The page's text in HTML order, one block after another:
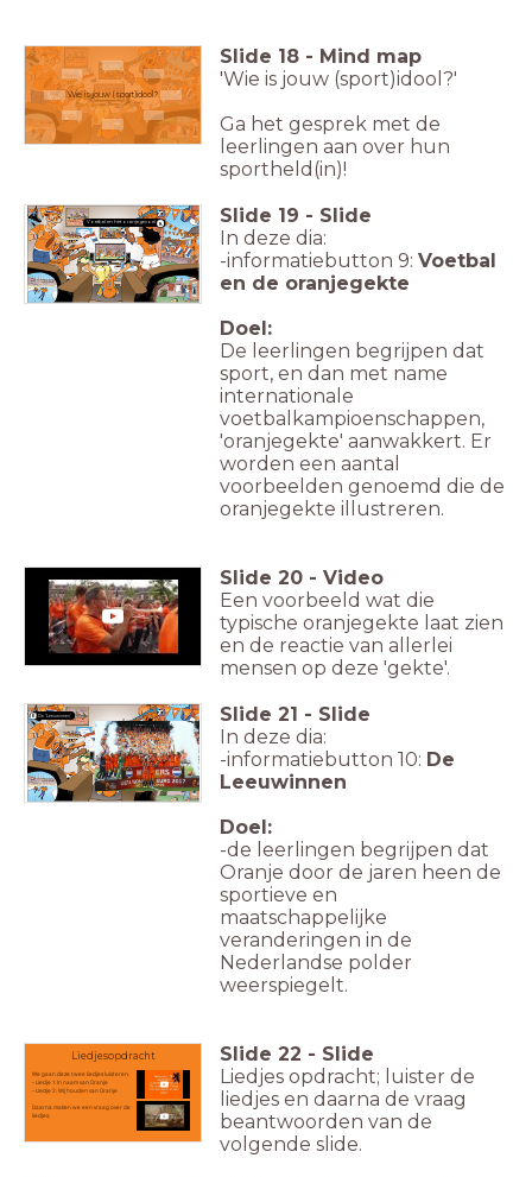
Wie is jouw (sport)idool?
Slide 18 - Mind map
'Wie is jouw (sport)idool?'
Ga het gesprek met de
leerlingen aan over hun
sportheld(in)!
Voetbal en het oranjegevoel 9. Slide 19 - Slide
In deze dia:
-informatiebutton 9: Voetbal
en de oranjegekte
Doel:
De leerlingen begrijpen dat
sport, en dan met name
internationale
voetbalkampioenschappen,
'oranjegekte' aanwakkert. Er
worden een aantal
voorbeelden genoemd die de
oranjegekte illustreren.
Slide 20 - Video
Een voorbeeld wat die
typische oranjegekte laat zien
en de reactie van allerlei
mensen op deze 'gekte'.
De 'Leeuwinnen'
10. Slide 21 - Slide
In deze dia:
-informatiebutton 10: De
Leeuwinnen
Doel:
-de leerlingen begrijpen dat
Oranje door de jaren heen de
sportieve en
maatschappelijke
veranderingen in de
Nederlandse polder
weerspiegelt.
Liedjesopdracht
We gaan deze twee liedjes luisteren:
- Liedje 1: In naam van Oranje
- Liedje 2: Wij houden van Oranje
Daarna maken we een vraag over de
liedjes.
Slide 22 - Slide
Liedjes opdracht; luister de
liedjes en daarna de vraag
beantwoorden van de
volgende slide.